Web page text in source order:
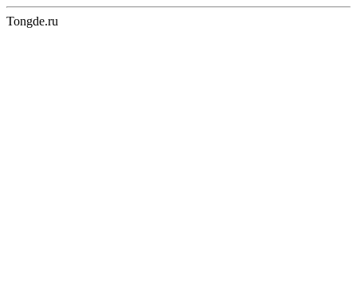
Tongde.ru